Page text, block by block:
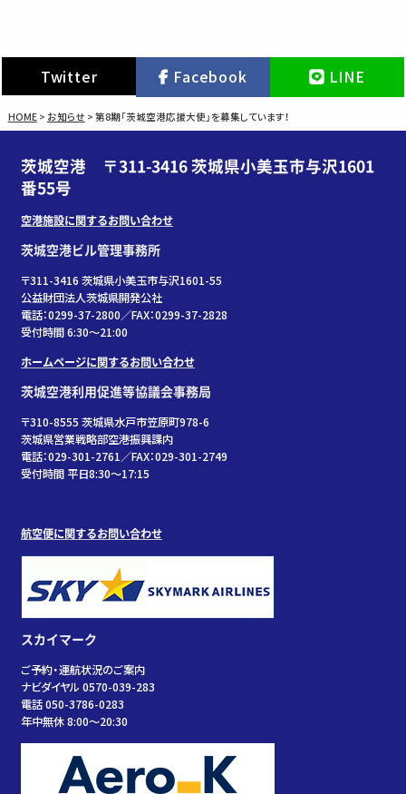
Twitter Facebook LINE
HOME> お知らせ > 第8期「茨城空港応援大使」を募集しています！
茨城空港 〒311-3416 茨城県小美玉市与沢1601
番55号
空港施設に関するお問い合わせ
茨城空港ビル管理事務所
〒311-3416 茨城県小美玉市与沢1601-55
公益財団法人茨城県開発公社
電話：0299-37-2800／FAX：0299-37-2828
受付時間 6:30〜21:00
ホームページに関するお問い合わせ
茨城空港利用促進等協議会事務局
〒310-8555 茨城県水戸市笠原町978-6
茨城県営業戦略部空港振興課内
電話：029-301-2761／FAX：029-301-2749
受付時間 平日8:30～17:15
航空便に関するお問い合わせ
スカイマーク
ご予約・運航状況のご案内
ナビダイヤル 0570-039-283
電話 050-3786-0283
年中無休 8:00～20:30